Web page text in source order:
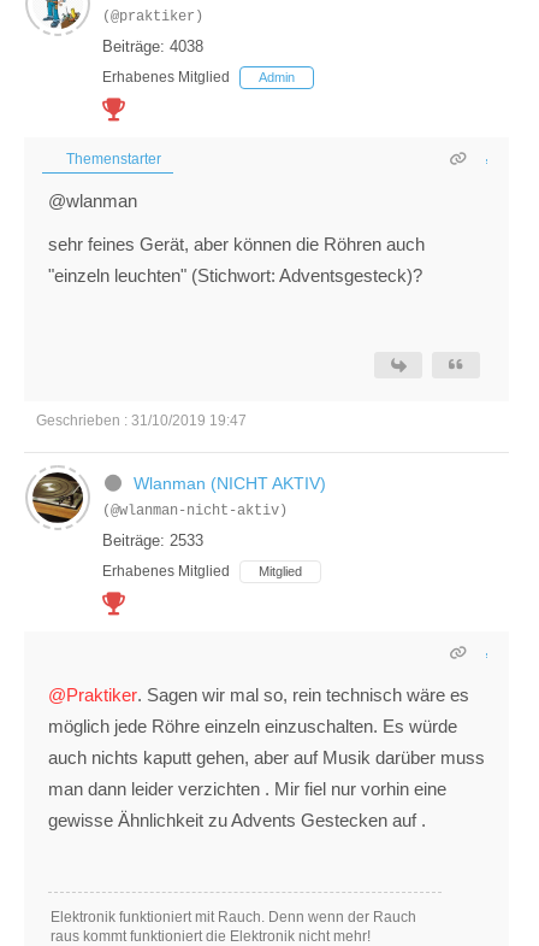
(@praktiker)
Beiträge: 4038
Erhabenes Mitglied Admin
Themenstarter
@wlanman
sehr feines Gerät, aber können die Röhren auch
"einzeln leuchten" (Stichwort: Adventsgesteck)?
Geschrieben : 31/10/2019 19:47
Wlanman (NICHT AKTIV)
(@wlanman-nicht-aktiv)
Beiträge: 2533
Erhabenes Mitglied Mitglied
@Praktiker. Sagen wir mal so, rein technisch wäre es
möglich jede Röhre einzeln einzuschalten. Es würde
auch nichts kaputt gehen, aber auf Musik darüber muss
man dann leider verzichten . Mir fiel nur vorhin eine
gewisse Ähnlichkeit zu Advents Gestecken auf .
Elektronik funktioniert mit Rauch. Denn wenn der Rauch
raus kommt funktioniert die Elektronik nicht mehr!